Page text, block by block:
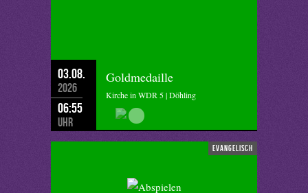
03.08.
2026
06:55
Uhr
Goldmedaille
Kirche in WDR 5 | Döhling
evangelisch